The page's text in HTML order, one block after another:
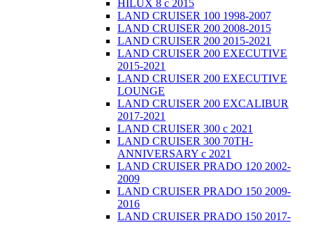
HILUX 8 с 2015
LAND CRUISER 100 1998-2007
LAND CRUISER 200 2008-2015
LAND CRUISER 200 2015-2021
LAND CRUISER 200 EXECUTIVE
2015-2021
LAND CRUISER 200 EXECUTIVE
LOUNGE
LAND CRUISER 200 EXCALIBUR
2017-2021
LAND CRUISER 300 с 2021
LAND CRUISER 300 70TH-
ANNIVERSARY с 2021
LAND CRUISER PRADO 120 2002-
2009
LAND CRUISER PRADO 150 2009-
2016
LAND CRUISER PRADO 150 2017-